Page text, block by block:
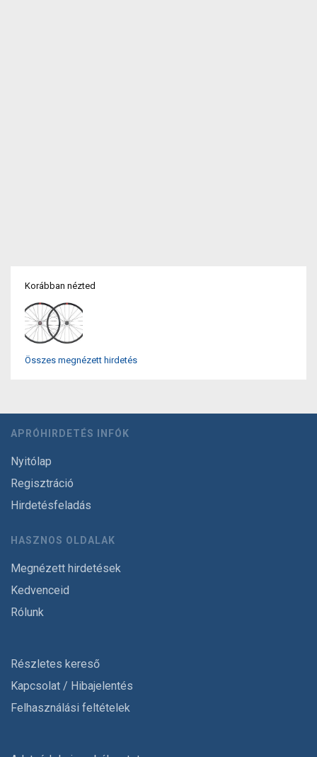
Korábban nézted
Összes megnézett hirdetés
APRÓHIRDETÉS INFÓK
Nyitólap
Regisztráció
Hirdetésfeladás
HASZNOS OLDALAK
Megnézett hirdetések
Kedvenceid
Rólunk
Részletes kereső
Kapcsolat / Hibajelentés
Felhasználási feltételek